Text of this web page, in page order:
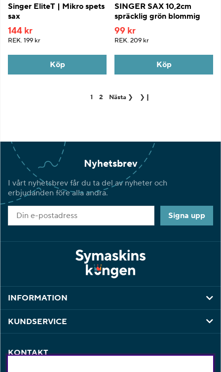
Singer EliteT | Mikro spets
sax
144 kr
REK. 199 kr
Köp
SINGER SAX 10,2cm
spräcklig grön blommig
99 kr
REK. 209 kr
Köp
1 2 Nästa ❯ ❯❙
Nyhetsbrev
I vårt nyhetsbrev får du ta del av nyheter och
erbjudanden före alla andra.
Signa upp
INFORMATION
KUNDSERVICE
KONTAKT